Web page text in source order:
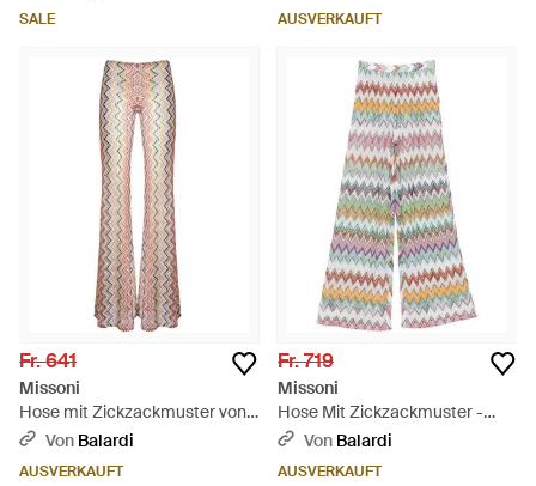
SALE AUSVERKAUFT
Fr. 641
Missoni
Hose mit Zickzackmuster von -
Natur
Von Balardi
AUSVERKAUFT
Fr. 719
Missoni
Hose Mit Zickzackmuster -
WeißVon Balardi
AUSVERKAUFT